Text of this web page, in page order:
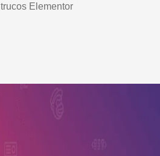
trucos Elementor